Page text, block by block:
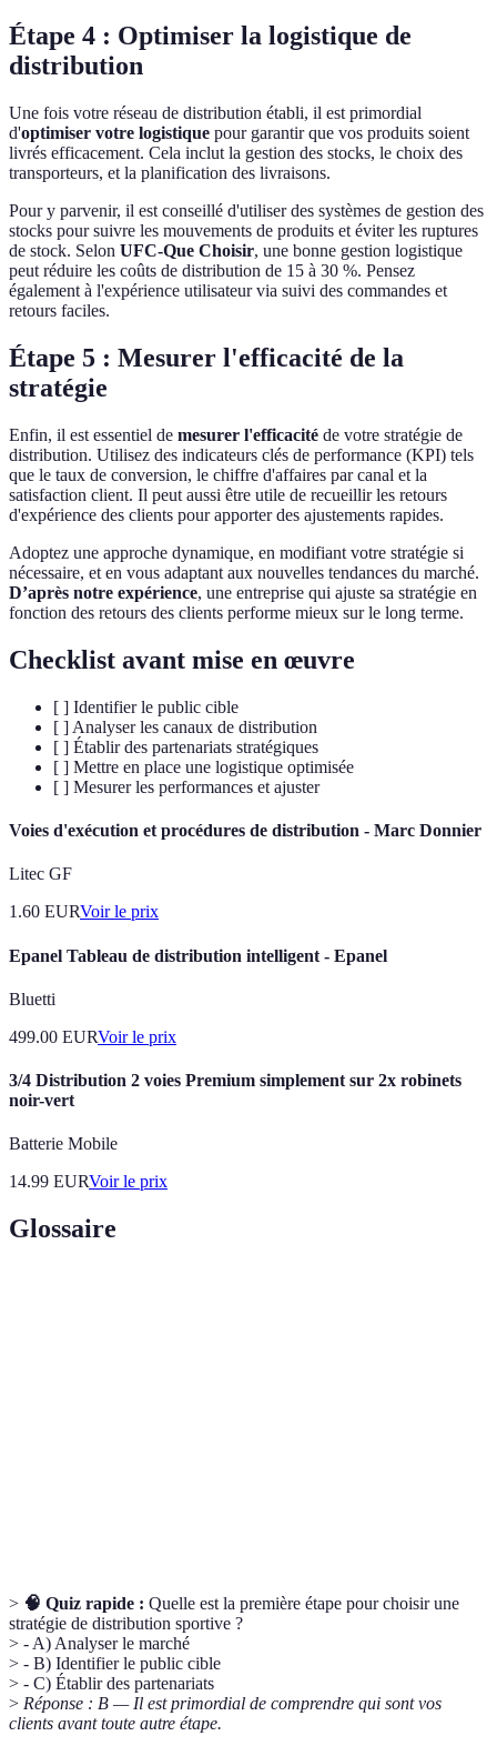
Étape 4 : Optimiser la logistique de
distribution
Une fois votre réseau de distribution établi, il est primordial
d'optimiser votre logistique pour garantir que vos produits soient
livrés efficacement. Cela inclut la gestion des stocks, le choix des
transporteurs, et la planification des livraisons.
Pour y parvenir, il est conseillé d'utiliser des systèmes de gestion des
stocks pour suivre les mouvements de produits et éviter les ruptures
de stock. Selon UFC-Que Choisir, une bonne gestion logistique
peut réduire les coûts de distribution de 15 à 30 %. Pensez
également à l'expérience utilisateur via suivi des commandes et
retours faciles.
Étape 5 : Mesurer l'efficacité de la
stratégie
Enfin, il est essentiel de mesurer l'efficacité de votre stratégie de
distribution. Utilisez des indicateurs clés de performance (KPI) tels
que le taux de conversion, le chiffre d'affaires par canal et la
satisfaction client. Il peut aussi être utile de recueillir les retours
d'expérience des clients pour apporter des ajustements rapides.
Adoptez une approche dynamique, en modifiant votre stratégie si
nécessaire, et en vous adaptant aux nouvelles tendances du marché.
D’après notre expérience, une entreprise qui ajuste sa stratégie en
fonction des retours des clients performe mieux sur le long terme.
Checklist avant mise en œuvre
[ ] Identifier le public cible
[ ] Analyser les canaux de distribution
[ ] Établir des partenariats stratégiques
[ ] Mettre en place une logistique optimisée
[ ] Mesurer les performances et ajuster
Voies d'exécution et procédures de distribution - Marc Donnier
Litec GF
1.60 EURVoir le prix
Epanel Tableau de distribution intelligent - Epanel
Bluetti
499.00 EURVoir le prix
3/4 Distribution 2 voies Premium simplement sur 2x robinets
noir-vert
Batterie Mobile
14.99 EURVoir le prix
Glossaire
> 🧠 Quiz rapide : Quelle est la première étape pour choisir une
stratégie de distribution sportive ?
> - A) Analyser le marché
> - B) Identifier le public cible
> - C) Établir des partenariats
> Réponse : B — Il est primordial de comprendre qui sont vos
clients avant toute autre étape.